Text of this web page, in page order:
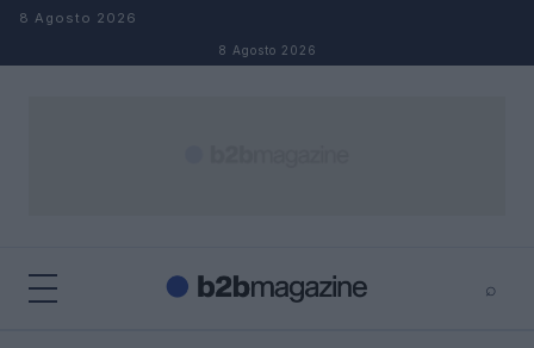
Salta al contenuto
8 Agosto 2026
8 Agosto 2026
⌕